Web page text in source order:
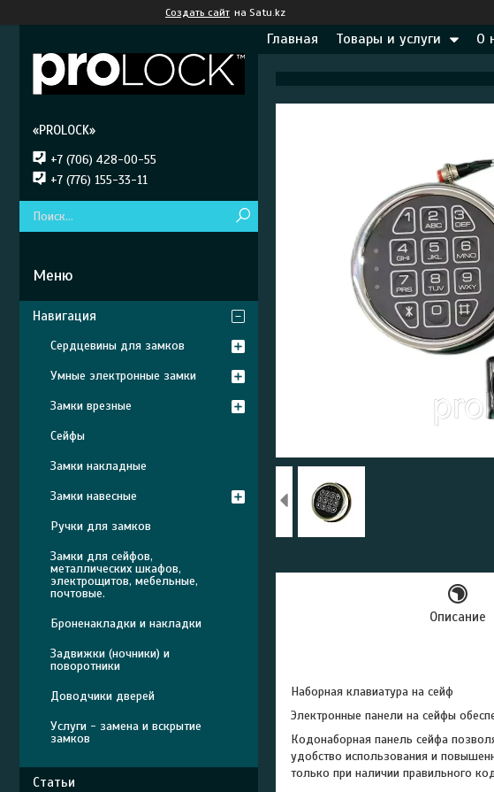
Создать сайт на Satu.kz
Главная Товары и услуги О
Описание
Наборная клавиатура на сейф
Электронные панели на сейфы
Кодонаборная панель сейфа
удобство использования и
только при наличии правильного
«PROLOCK»
+7 (706) 428-00-55
+7 (776) 155-33-11
Навигация
Сердцевины для замков
Умные электронные замки
Замки врезные
Сейфы
Замки накладные
Замки навесные
Ручки для замков
Замки для сейфов,
металлических шкафов,
электрощитов, мебельные,
почтовые.
Броненакладки и накладки
Задвижки (ночники) и
поворотники
Доводчики дверей
Услуги - замена и вскрытие
замков
Статьи